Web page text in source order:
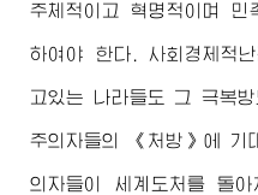
주체적이고 혁명적이며
하여야 한다. 사회경제적
고있는 나라들도 그 극복
주의자들의 《처방》에
의자들이 세계도처를 돌